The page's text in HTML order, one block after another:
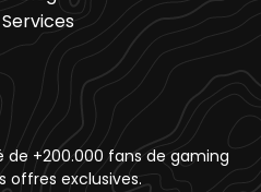
Services
+200.000 fans de gaming
offres exclusives.